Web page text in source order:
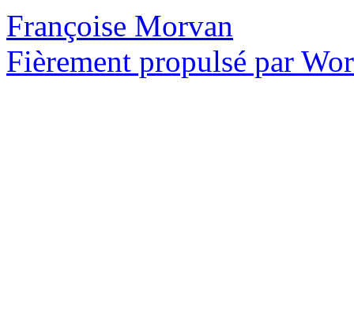
Françoise Morvan
Fièrement propulsé par